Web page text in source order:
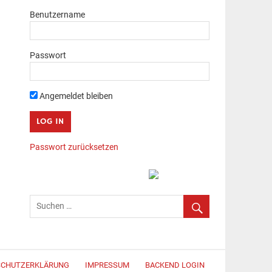
Benutzername
Passwort
Angemeldet bleiben
Passwort zurücksetzen
IMPRESSUM BACKEND LOGIN